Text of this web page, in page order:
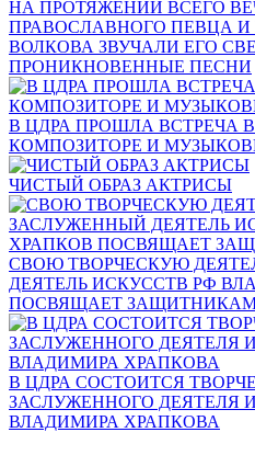
НА ПРОТЯЖЕНИИ ВСЕГО
ПРАВОСЛАВНОГО ПЕВЦА
ВОЛКОВА ЗВУЧАЛИ ЕГО
ПРОНИКНОВЕННЫЕ ПЕСНИ
В ЦДРА ПРОШЛА ВСТРЕЧА
КОМПОЗИТОРЕ И
ЧИСТЫЙ ОБРАЗ АКТРИСЫ
СВОЮ ТВОРЧЕСКУЮ
ДЕЯТЕЛЬ ИСКУССТВ РФ
ПОСВЯЩАЕТ ЗАЩИТНИКАМ
В ЦДРА СОСТОИТСЯ
ЗАСЛУЖЕННОГО ДЕЯТЕЛЯ
ВЛАДИМИРА ХРАПКОВА